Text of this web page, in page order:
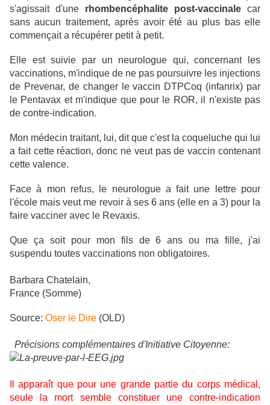
s'agissait d'une rhombencéphalite post-vaccinale car
sans aucun traitement, après avoir été au plus bas elle
commençait a récupérer petit à petit.
Elle est suivie par un neurologue qui, concernant les
vaccinations, m'indique de ne pas poursuivre les injections
de Prevenar, de changer le vaccin DTPCoq (infanrix) par
le Pentavax et m'indique que pour le ROR, il n'existe pas
de contre-indication.
Mon médecin traitant, lui, dit que c'est la coqueluche qui lui
a fait cette réaction, donc ne veut pas de vaccin contenant
cette valence.
Face à mon refus, le neurologue a fait une lettre pour
l'école mais veut me revoir à ses 6 ans (elle en a 3) pour la
faire vacciner avec le Revaxis.
Que ça soit pour mon fils de 6 ans ou ma fille, j'ai
suspendu toutes vaccinations non obligatoires.
Barbara Chatelain,
France (Somme)
Source: Oser le Dire (OLD)
Précisions complémentaires d'Initiative Citoyenne:
Il apparaît que pour une grande partie du corps médical,
seule la mort semble constituer une contre-indication